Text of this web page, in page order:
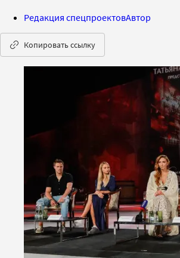
Редакция спецпроектовАвтор
Копировать ссылку